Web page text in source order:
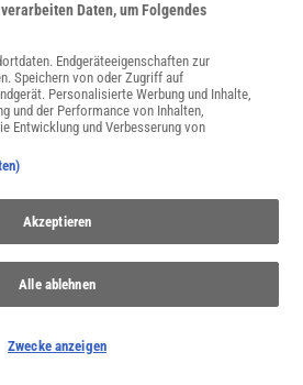
Newsletter abonnieren
ANMELDEN!
wieder abbestellen. Infos zu unserem Umgang
Daten finden Sie in unsererDatenschutzerklärung
Daten, um Folgendes
Endgeräteeigenschaften zur
Speichern von oder Zugriff auf
Personalisierte Werbung und Inhalte,
und der Performance von Inhalten,
Entwicklung und Verbesserung von
Akzeptieren
Alle ablehnen
Zwecke anzeigen